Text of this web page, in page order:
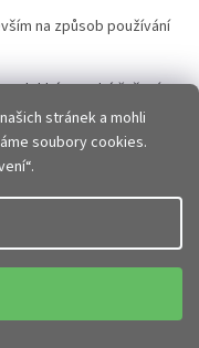
stránek a mohli
soubory cookies.
na způsob používání
– lehké a tenké řešení pro
A16 – ochrana přední i
ochrana při pádech
do ruky a dobře tlumí
jen na tom, zda
nebo elegantní